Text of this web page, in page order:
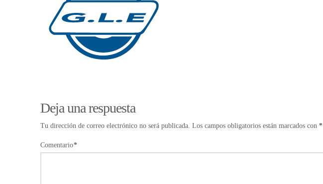
Deja una respuesta
Tu dirección de correo electrónico no será publicada. Los campos obligatorios están marcados con *
Comentario*